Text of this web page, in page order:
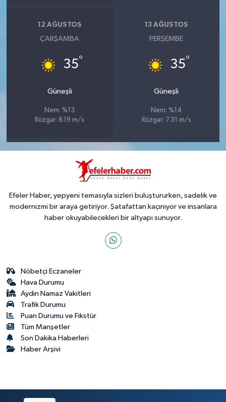
12 AĞUSTOS
ÇARŞAMBA
35°
Güneşli
Nem: %13
Rüzgar: 8.19 m/s
13 AĞUSTOS
PERŞEMBE
35°
Güneşli
Nem: %14
Rüzgar: 7.31 m/s
Efeler Haber, yepyeni temasıyla sizleri buluştururken, sadelik ve
modernizmi bir araya getiriyor. Şatafattan kaçınıyor ve insanlara
haber okuyabilecekleri bir altyapı sunuyor.
Nöbetçi Eczaneler
Hava Durumu
Aydin Namaz Vakitleri
Trafik Durumu
Puan Durumu ve Fikstür
Tüm Manşetler
Son Dakika Haberleri
Haber Arşivi